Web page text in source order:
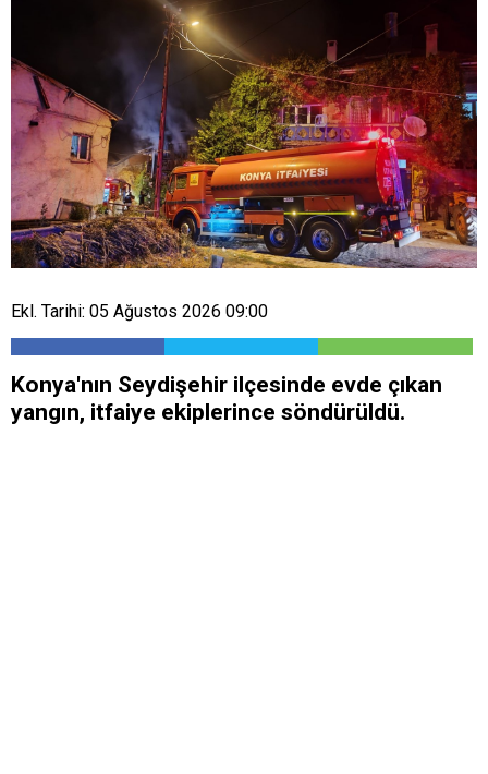
Ekl. Tarihi: 05 Ağustos 2026 09:00
Konya'nın Seydişehir ilçesinde evde çıkan
yangın, itfaiye ekiplerince söndürüldü.